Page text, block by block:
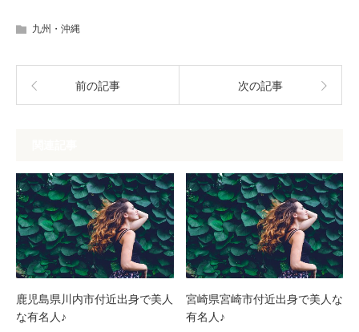
九州・沖縄
前の記事 次の記事
鹿児島県川内市付近出身で美人
な有名人♪
宮崎県宮崎市付近出身で美人な
有名人♪